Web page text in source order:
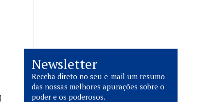
Newsletter
Receba direto no seu e-mail um resumo
das nossas melhores apurações sobre o
poder e os poderosos.